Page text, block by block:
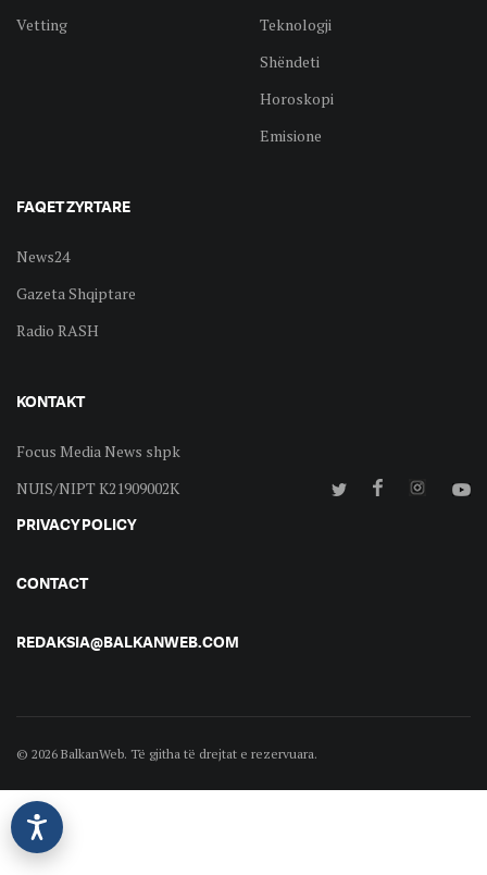
Vetting
Teknologji
Shëndeti
Horoskopi
Emisione
FAQET ZYRTARE
News24
Gazeta Shqiptare
Radio RASH
KONTAKT
Focus Media News shpk
NUIS/NIPT K21909002K
PRIVACY POLICY
CONTACT
REDAKSIA@BALKANWEB.COM
© 2026 BalkanWeb. Të gjitha të drejtat e rezervuara.